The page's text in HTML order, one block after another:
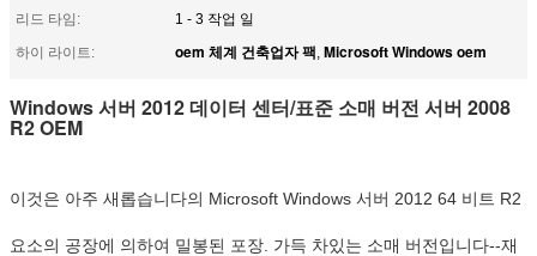
리드 타임:
1 - 3 작업 일
하이 라이트:
oem 체계 건축업자 팩, Microsoft Windows oem
Windows 서버 2012 데이터 센터/표준 소매 버전 서버 2008
R2 OEM
이것은 아주 새롭습니다의 Microsoft Windows 서버 2012 64 비트 R2
요소의 공장에 의하여 밀봉된 포장. 가득 차있는 소매 버전입니다--재